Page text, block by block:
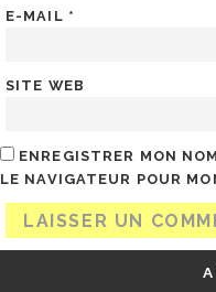
E-MAIL *
SITE WEB
ENREGISTRER MON
LE NAVIGATEUR POUR